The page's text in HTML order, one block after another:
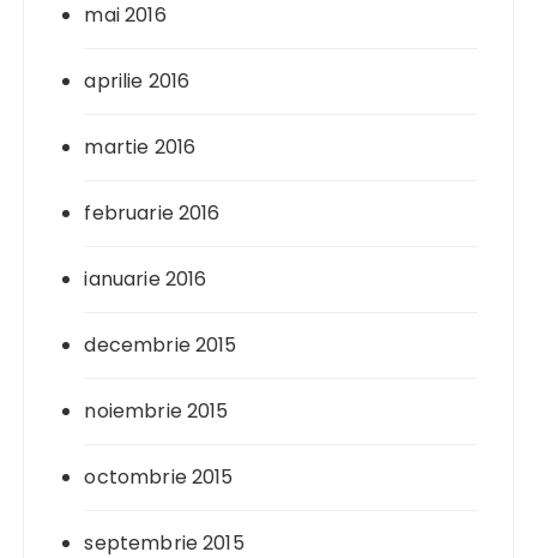
mai 2016
aprilie 2016
martie 2016
februarie 2016
ianuarie 2016
decembrie 2015
noiembrie 2015
octombrie 2015
septembrie 2015